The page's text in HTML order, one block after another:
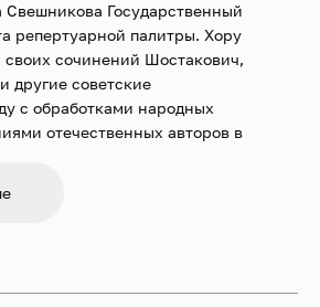
Свешникова Государственный
репертуарной палитры. Хору
сочинений Шостакович,
другие советские
с обработками народных
отечественных авторов в
барокко.
Свешникова в 1980 году
Владимир Минин,